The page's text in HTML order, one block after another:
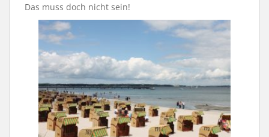
Das muss doch nicht sein!